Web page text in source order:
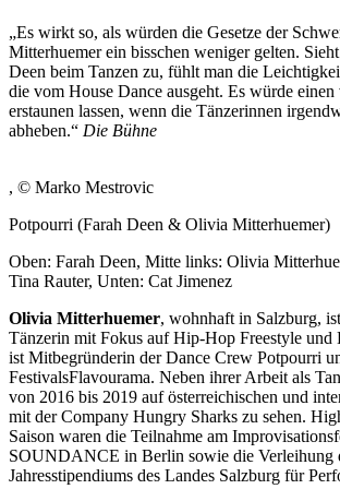
„Es wirkt so, als würden die Gesetze der
Mitterhuemer ein bisschen weniger gelten.
Deen beim Tanzen zu, fühlt man die
die vom House Dance ausgeht. Es würde
erstaunen lassen, wenn die Tänzerinnen
abheben.“ Die Bühne
, © Marko Mestrovic
Potpourri (Farah Deen & Olivia Mitterhuemer)
Oben: Farah Deen, Mitte links: Olivia
Tina Rauter, Unten: Cat Jimenez
Olivia Mitterhuemer, wohnhaft in Salzburg,
Tänzerin mit Fokus auf Hip-Hop Freestyle und
ist Mitbegründerin der Dance Crew Potpourri
FestivalsFlavourama. Neben ihrer Arbeit als
von 2016 bis 2019 auf österreichischen und
mit der Company Hungry Sharks zu sehen.
Saison waren die Teilnahme am
SOUNDANCE in Berlin sowie die Verleihung
Jahresstipendiums des Landes Salzburg für